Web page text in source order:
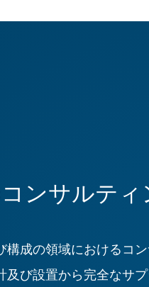
ンサルティ
構成の領域におけるコン
及び設置から完全なサ